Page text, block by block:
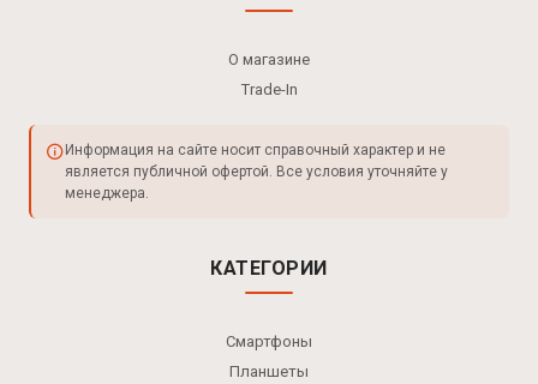
О магазине
Trade-In
Информация на сайте носит справочный характер и не
является публичной офертой. Все условия уточняйте у
менеджера.
КАТЕГОРИИ
Смартфоны
Планшеты